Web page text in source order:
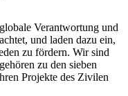
Verantwortung und
und laden dazu ein,
zu fördern. Wir sind
zu den sieben
Projekte des Zivilen